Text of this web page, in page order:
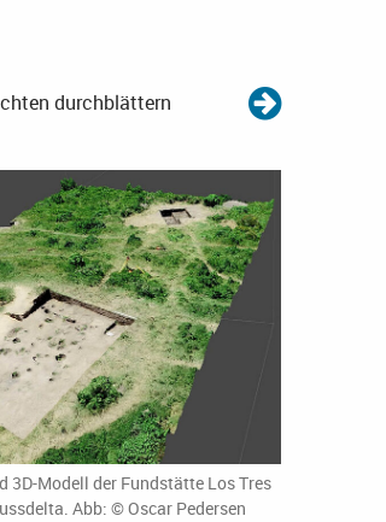
durchblättern
3D-Modell der Fundstätte Los Tres
Abb: © Oscar Pedersen